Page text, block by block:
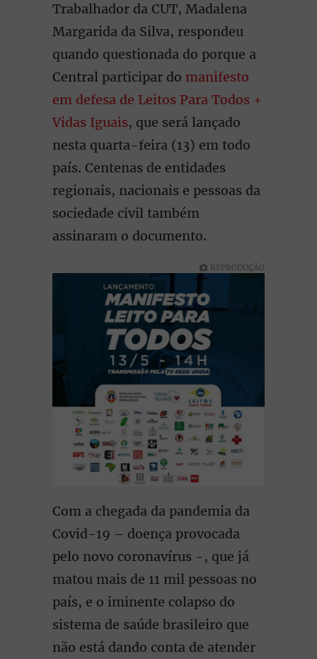
Trabalhador da CUT, Madalena
Margarida da Silva, respondeu
quando questionada do porque a
Central participar do manifesto
em defesa de Leitos Para Todos +
Vidas Iguais, que será lançado
nesta quarta-feira (13) em todo
país. Centenas de entidades
regionais, nacionais e pessoas da
sociedade civil também
assinaram o documento.
REPRODUÇÃO
Com a chegada da pandemia da
Covid-19 – doença provocada
pelo novo coronavírus -, que já
matou mais de 11 mil pessoas no
país, e o iminente colapso do
sistema de saúde brasileiro que
não está dando conta de atender